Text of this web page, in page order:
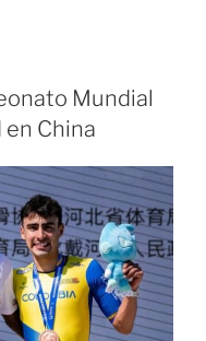
Mundial
China